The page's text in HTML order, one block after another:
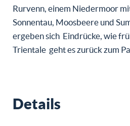
Rurvenn, einem Niedermoor
Sonnentau, Moosbeere und
ergeben sich Eindrücke, wie
Trientale geht es zurück zum
Details